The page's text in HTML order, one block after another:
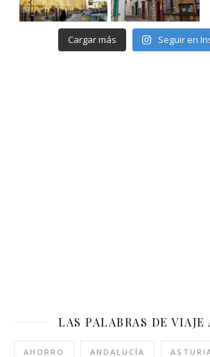
Cargar más Seguir en
LAS PALABRAS DE VIAJE
AHORRO ANDALUCÍA